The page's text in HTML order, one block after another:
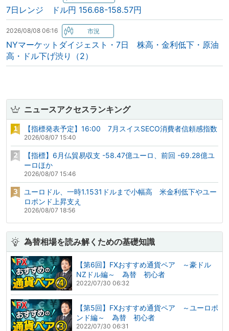
7日レンジ ドル円 156.68-158.57円
2026/08/08 06:16
NYマーケットダイジェスト・7日 株高・金利低下・原油
高・ドル下げ渋り（2）
ニュースアクセスランキング
【指標発表予定】16:00 7月スイスSECO消費者信頼感指数
2026/08/07 15:40
【指標】6月仏貿易収支 -58.47億ユーロ、前回 -69.28億ユ
ーロほか
2026/08/07 15:46
ユーロドル、一時1.1531ドルまで小幅高 米金利低下やユー
ロポンド上昇支え
2026/08/07 18:56
為替相場を読み解くための基礎知識
【第6回】FXおすすめ通貨ペア ～豪ドル
NZドル編～ 為替 初心者
2022/07/30 06:32
【第5回】FXおすすめ通貨ペア ～ユーロポ
ンド編～ 為替 初心者
2022/07/30 06:31